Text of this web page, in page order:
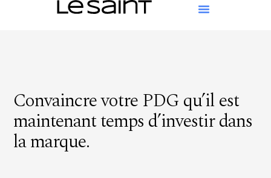
Convaincre votre PDG qu’il est
maintenant temps d’investir dans
la marque.